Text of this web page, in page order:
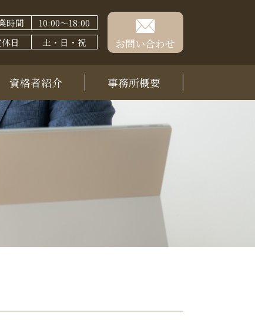
時間
10:00～18:00
日
土・日・祝 お問い合わせ
資格者紹介 事務所概要